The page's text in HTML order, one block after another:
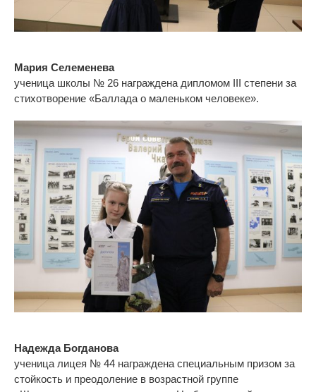
Мария Селеменева
ученица школы № 26 награждена дипломом III степени за
стихотворение «Баллада о маленьком человеке».
Надежда Богданова
ученица лицея № 44 награждена специальным призом за
стойкость и преодоление в возрастной группе